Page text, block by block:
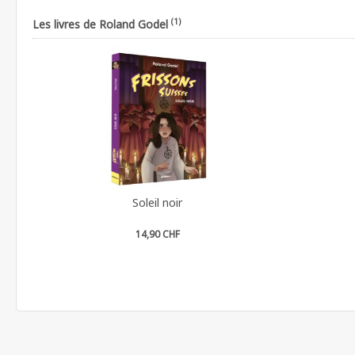
Les livres de Roland Godel (1)
Soleil noir
14,90 CHF